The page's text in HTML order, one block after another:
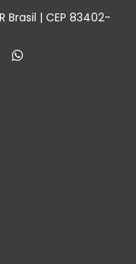
Brasil | CEP 83402-